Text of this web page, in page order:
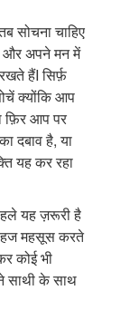
सोचना चाहिए
और अपने मन में
हैंI सिर्फ़
क्योंकिआप
फ़िर आप पर
दबाव है, या
यह कर रहा
यह ज़रूरी है
महसूस करते
कोई भी
साथी के साथ